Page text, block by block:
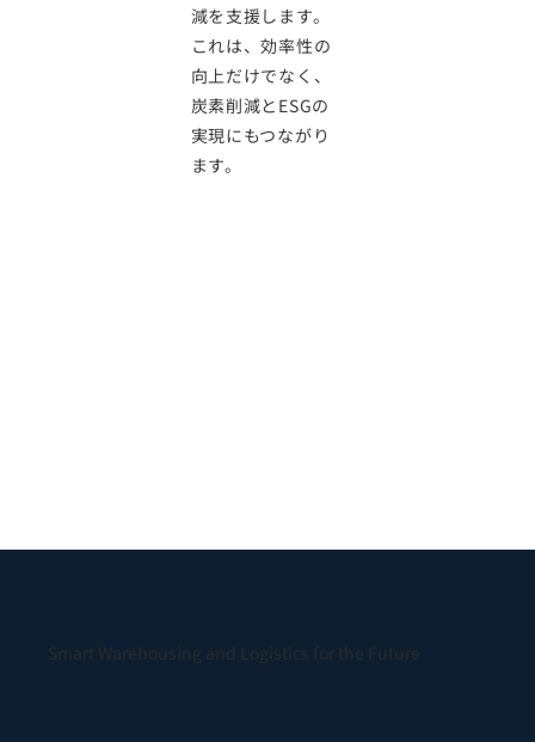
減を支援します。
これは、効率性の
向上だけでなく、
炭素削減とESGの
実現にもつながり
ます。
Smart Warehousing and Logistics for the Future